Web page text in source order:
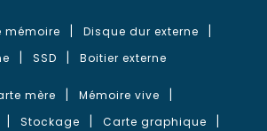
mémoire
Disque dur externe
SSD Boitier externe
mère
Mémoire vive
Stockage
Carte graphique